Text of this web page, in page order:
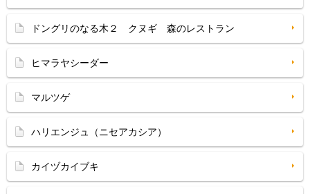
ドングリのなる木２ クヌギ 森のレストラン
ヒマラヤシーダー
マルツゲ
ハリエンジュ（ニセアカシア）
カイヅカイブキ